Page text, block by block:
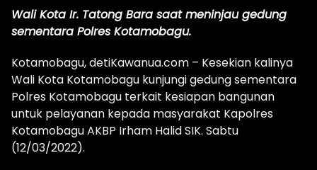
Wali Kota Ir. Tatong Bara saat meninjau gedung
sementara Polres Kotamobagu.
Kotamobagu, detiKawanua.com – Kesekian kalinya
Wali Kota Kotamobagu kunjungi gedung sementara
Polres Kotamobagu terkait kesiapan bangunan
untuk pelayanan kepada masyarakat Kapolres
Kotamobagu AKBP Irham Halid SIK. Sabtu
(12/03/2022).